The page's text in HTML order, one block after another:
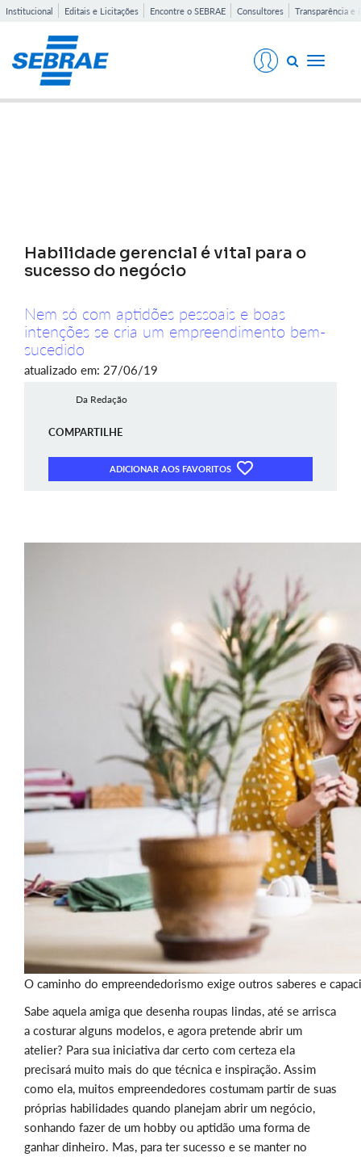
Institucional Editais e Licitações Encontre o SEBRAE Consultores Transparência e
Toggle
Habilidade gerencial é vital para o
sucesso do negócio
Nem só com aptidões pessoais e boas
intenções se cria um empreendimento bem-
sucedido
atualizado em: 27/06/19
Da Redação
COMPARTILHE
ADICIONAR AOS FAVORITOS
O caminho do empreendedorismo exige outros saberes e
Sabe aquela amiga que desenha roupas lindas, até se arrisca
a costurar alguns modelos, e agora pretende abrir um
atelier? Para sua iniciativa dar certo com certeza ela
precisará muito mais do que técnica e inspiração. Assim
como ela, muitos empreendedores costumam partir de suas
próprias habilidades quando planejam abrir um negócio,
sonhando fazer de um hobby ou aptidão uma forma de
ganhar dinheiro. Mas, para ter sucesso e se manter no